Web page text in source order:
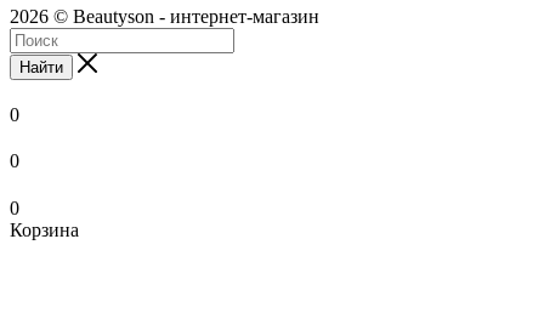
2026 © Beautyson - интернет-магазин
Найти
0
0
0
Корзина